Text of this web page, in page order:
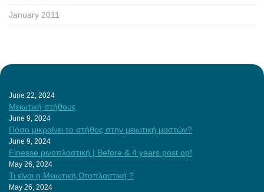
January 2011
June 22, 2024
Μειωτική στήθους
June 9, 2024
Πόσο μικραίνει το στήθος στην μειωτική μαστών?
June 9, 2024
Finesse ρινοπλαστική | Before & 4 years post op!
May 26, 2024
Τι είναι η Μειωτική Ωτοπλαστική ?
May 26, 2024